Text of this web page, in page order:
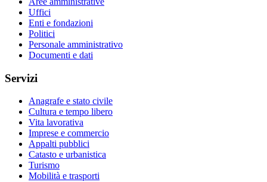
Uffici
Enti e fondazioni
Politici
Personale amministrativo
Documenti e dati
Servizi
Anagrafe e stato civile
Cultura e tempo libero
Vita lavorativa
Imprese e commercio
Appalti pubblici
Catasto e urbanistica
Turismo
Mobilità e trasporti